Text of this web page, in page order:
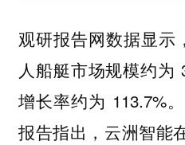
观研报告网数据显示
人船艇市场规模约为
增长率约为 113.7%
报告指出，云洲智能